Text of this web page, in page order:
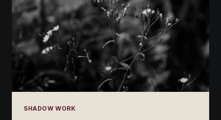
SHADOW WORK